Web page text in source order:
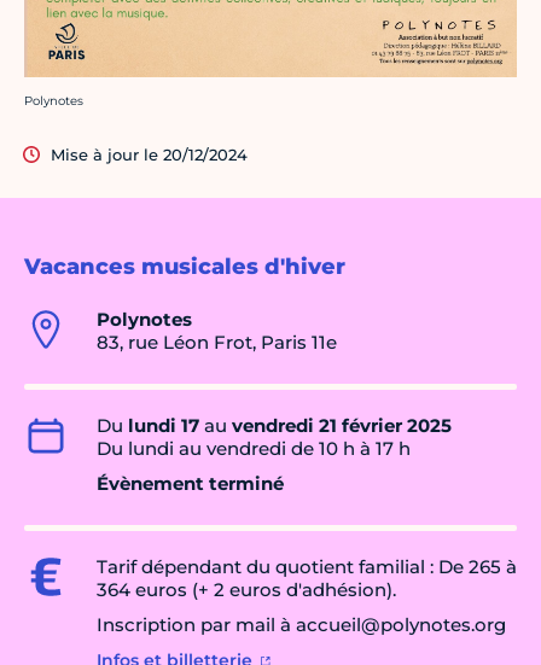
Vacances musicales d'hiver
Polynotes
83, rue Léon Frot, Paris 11e
Du lundi 17 au vendredi 21 février 2025
Du lundi au vendredi de 10 h à 17 h
Évènement terminé
Tarif dépendant du quotient familial : De 265 à
364 euros (+ 2 euros d'adhésion).
Inscription par mail à accueil@polynotes.org
Crédit photo :
Polynotes
Mise à jour le 20/12/2024